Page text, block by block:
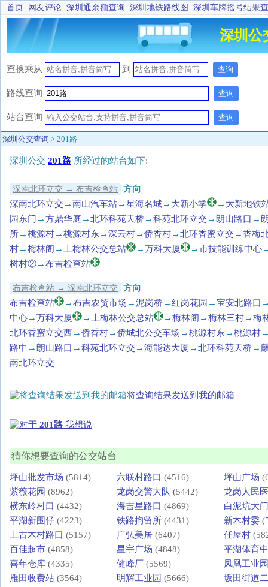
首页 网友评论 深圳通余额查询 深圳地铁路线图 深圳车牌摇号结果
深圳公
查换乘从 到 查询
路线查询 查询
站台查询 查询
深圳公交查询 > 201路
深圳公交 201路 所经过的站台如下:
深南北环立交 → 布吉检查站 方向
深南北环立交 →南山汽车站→星海名城→ 大新小学 → 大新地铁
园东门 →方鼎华庭 →北环科苑天桥 →科苑北环立交 → 朗山路口 →
所→桃源村→桃源村东→深云村→侨香村→北环香蜜立交 →香梅
村→梅林阁 → 上梅林公交总站 →万科大厦 →市技能训练中心
树村②→布吉检查站
布吉检查站 → 深南北环立交
方向
布吉检查站
→布吉农贸市场 →泥岗桥 →红岗花园 →宝安北路口
中心→万科大厦 → 上梅林公交总站 →梅林阁 →梅林三村→梅
北环香蜜立交西→侨香村→侨城北公交车场 →桃源村东→桃源村
路中 → 朗山路口 →科苑北环立交 →海能达大厦 →北环科苑天桥 →
南北环立交
将查询结果发送到我的邮箱
对于 201路 我想说
猜你想要查询的公交站台
坪山批发市场 (5814) 六联村路口 (4516) 坪山广场
紫薇花园 (8962) 龙岗交警大队 (5442)
龙岗人民
横东岭村口 (4432) 海吉星路口 (4869)
白泥坑大门
平湖新围仔 (4223) 铁路拘留所 (4431) 新木村委
上古木村路口 (5157) 广弘美居 (6407) 任屋村
百佳超市 (4858) 星宇广场 (4848)
平湖体育
喜年仓库 (4335) 健峰厂 (5569)
凤凰工业园
雁田收费站 (3564) 明辉工业园 (5666)
坂田街道